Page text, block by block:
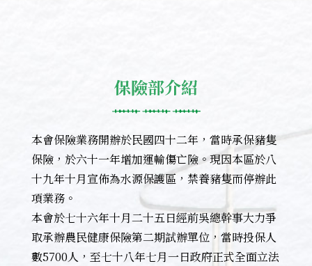
保險部介紹
本會保險業務開辦於民國四十二年，當時承保豬隻
保險，於六十一年增加運輸傷亡險。現因本區於八
十九年十月宣佈為水源保護區，禁養豬隻而停辦此
項業務。
本會於七十六年十月二十五日經前吳總幹事大力爭
取承辦農民健康保險第二期試辦單位，當時投保人
數5700人，至七十八年七月一日政府正式全面立法